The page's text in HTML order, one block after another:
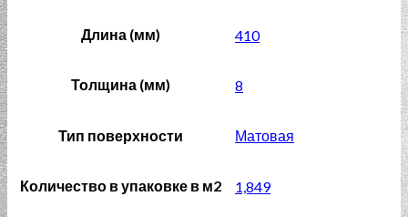
Длина (мм) 410
Толщина (мм) 8
Тип поверхности Матовая
Количество в упаковке в м2 1,849